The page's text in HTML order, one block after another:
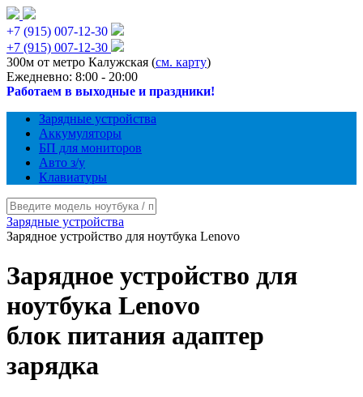
+7 (915) 007-12-30
+7 (915) 007-12-30
300м от метро Калужская (см. карту)
Ежедневно: 8:00 - 20:00
Работаем в выходные и праздники!
Зарядные устройства
Аккумуляторы
БП для мониторов
Авто з/у
Клавиатуры
Зарядные устройства
Зарядное устройство для ноутбука Lenovo
Зарядное устройство для
ноутбука Lenovo
блок питания адаптер
зарядка